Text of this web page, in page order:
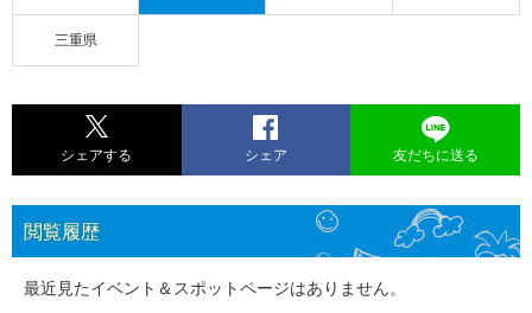
三重県
シェアする シェア 友だちに送る
閲覧履歴
最近見たイベント＆スポットページはありません。